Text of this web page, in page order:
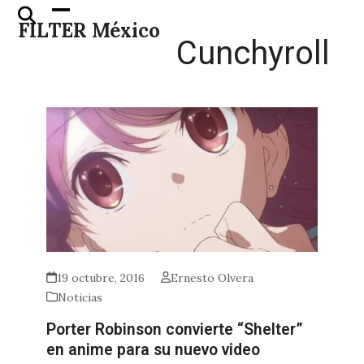
Skip
FILTER México
Open
mobile
Close
mobile
Cunchyroll
19 octubre, 2016
Ernesto Olvera
Noticias
Porter Robinson convierte “Shelter”
en anime para su nuevo video